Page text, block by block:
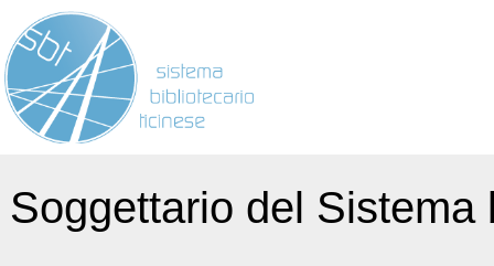
Soggettario del